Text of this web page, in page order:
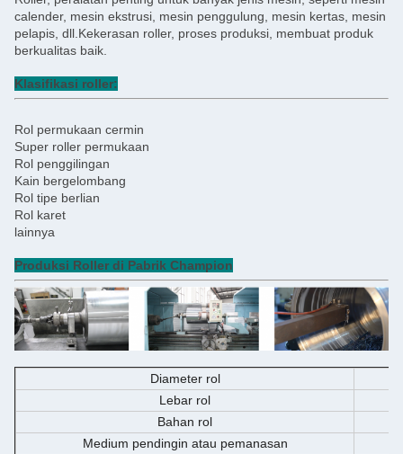
calender, mesin ekstrusi, mesin penggulung, mesin kertas, mesin
pelapis, dll.Kekerasan roller, proses produksi, membuat produk
berkualitas baik.
Klasifikasi roller:
Rol permukaan cermin
Super roller permukaan
Rol penggilingan
Kain bergelombang
Rol tipe berlian
Rol karet
lainnya
Produksi Roller di Pabrik Champion
Diameter rol
Lebar rol
Bahan rol
Medium pendingin atau pemanasan